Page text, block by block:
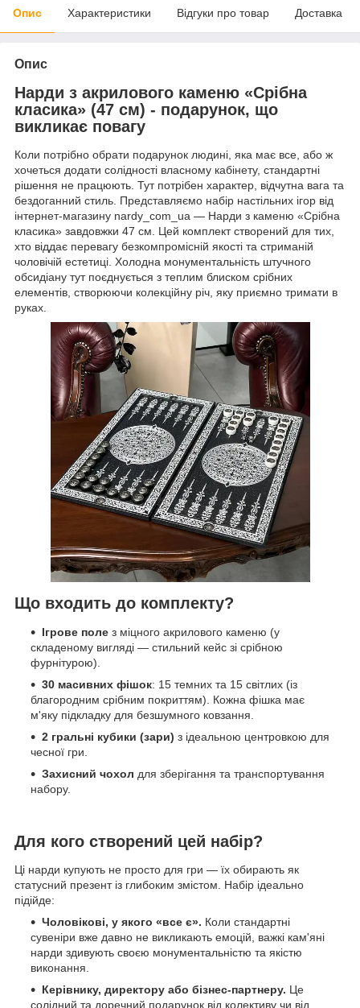
Опис Характеристики Відгуки про товар Доставка
Опис
Нарди з акрилового каменю «Срібна
класика» (47 см) - подарунок, що
викликає повагу
Коли потрібно обрати подарунок людині, яка має все, або ж
хочеться додати солідності власному кабінету, стандартні
рішення не працюють. Тут потрібен характер, відчутна вага та
бездоганний стиль. Представляємо набір настільних ігор від
інтернет-магазину nardy_com_ua — Нарди з каменю «Срібна
класика» завдовжки 47 см. Цей комплект створений для тих,
хто віддає перевагу безкомпромісній якості та стриманій
чоловічій естетиці. Холодна монументальність штучного
обсидіану тут поєднується з теплим блиском срібних
елементів, створюючи колекційну річ, яку приємно тримати в
руках.
Що входить до комплекту?
Ігрове поле з міцного акрилового каменю (у
складеному вигляді — стильний кейс зі срібною
фурнітурою).
30 масивних фішок: 15 темних та 15 світлих (із
благородним срібним покриттям). Кожна фішка має
м'яку підкладку для безшумного ковзання.
2 гральні кубики (зари) з ідеальною центровкою для
чесної гри.
Захисний чохол для зберігання та транспортування
набору.
Для кого створений цей набір?
Ці нарди купують не просто для гри — їх обирають як
статусний презент із глибоким змістом. Набір ідеально
підійде:
Чоловікові, у якого «все є». Коли стандартні
сувеніри вже давно не викликають емоцій, важкі кам'яні
нарди здивують своєю монументальністю та якістю
виконання.
Керівнику, директору або бізнес-партнеру. Це
солідний та доречний подарунок від колективу чи від